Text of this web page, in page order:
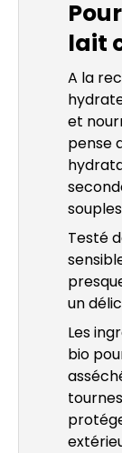
lait
A la
et
pense
Testé
un
Les
bio